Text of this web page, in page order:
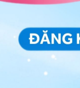
Vinmec đã
học xuất bản